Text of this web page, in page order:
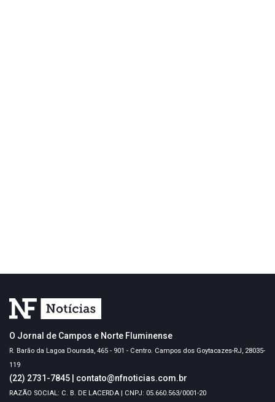
O Jornal de Campos e Norte Fluminense
R. Barão da Lagoa Dourada, 465 - 901 - Centro. Campos dos Goytacazes-RJ, 28035-
119
(22) 2731-7845 contato@nfnoticias.com.br
RAZÃO SOCIAL: C. B. DE LACERDA | CNPJ: 05.660.563/0001-20